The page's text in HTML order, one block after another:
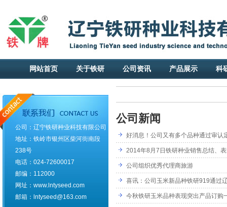
网站首页 关于铁研 公司资讯 产品展示 科
公司：辽宁铁研种业科技有限公司
地址：铁岭市银州区柴河街南段
238号
电话：024-72600017
邮编：112000
网址：www.lntyseed.com
邮箱：lntyseed@163.com
公司新闻
好消息！公司又有多个品种通过审认
公司组织优秀代理商旅游
喜讯：公司玉米新品种铁研919通过
今秋铁研玉米品种表现突出产品订购